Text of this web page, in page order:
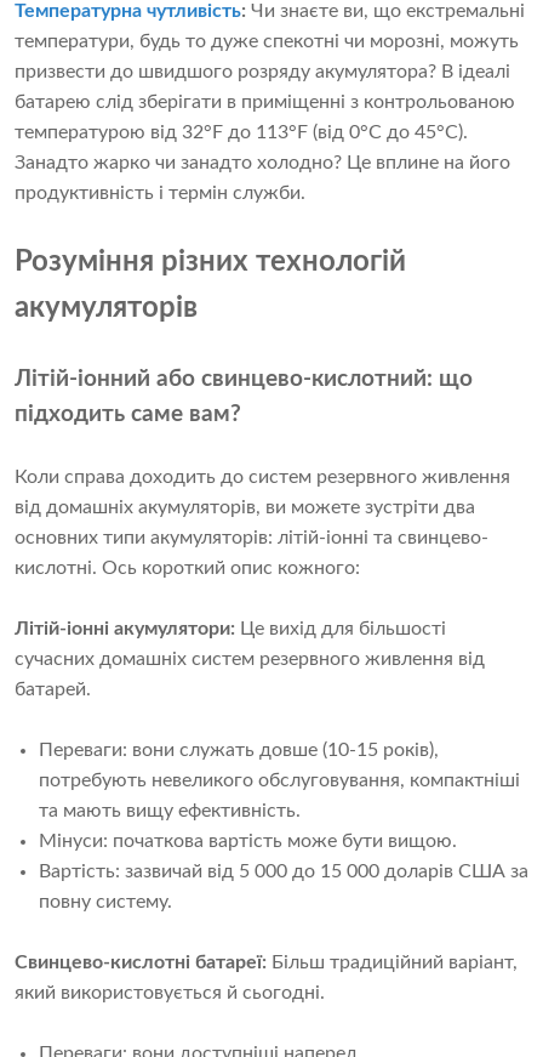
Температурна чутливість: Чи знаєте ви, що екстремальні
температури, будь то дуже спекотні чи морозні, можуть
призвести до швидшого розряду акумулятора? В ідеалі
батарею слід зберігати в приміщенні з контрольованою
температурою від 32°F до 113°F (від 0°C до 45°C).
Занадто жарко чи занадто холодно? Це вплине на його
продуктивність і термін служби.
Розуміння різних технологій
акумуляторів
Літій-іонний або свинцево-кислотний: що
підходить саме вам?
Коли справа доходить до систем резервного живлення
від домашніх акумуляторів, ви можете зустріти два
основних типи акумуляторів: літій-іонні та свинцево-
кислотні. Ось короткий опис кожного:
Літій-іонні акумулятори: Це вихід для більшості
сучасних домашніх систем резервного живлення від
батарей.
Переваги: ​​вони служать довше (10-15 років),
потребують невеликого обслуговування, компактніші
та мають вищу ефективність.
Мінуси: початкова вартість може бути вищою.
Вартість: зазвичай від 5 000 до 15 000 доларів США за
повну систему.
Свинцево-кислотні батареї: Більш традиційний варіант,
який використовується й сьогодні.